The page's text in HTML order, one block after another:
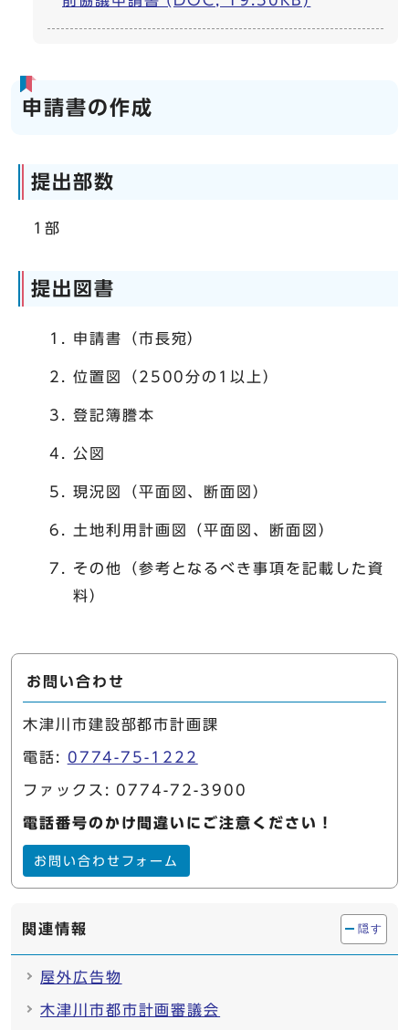
申請書の作成
提出部数
1部
提出図書
申請書（市長宛）
位置図（2500分の1以上）
登記簿謄本
公図
現況図（平面図、断面図）
土地利用計画図（平面図、断面図）
その他（参考となるべき事項を記載した資
料）
お問い合わせ
木津川市建設部都市計画課
電話: 0774-75-1222
ファックス: 0774-72-3900
電話番号のかけ間違いにご注意ください！
お問い合わせフォーム
関連情報 隠す
屋外広告物
木津川市都市計画審議会